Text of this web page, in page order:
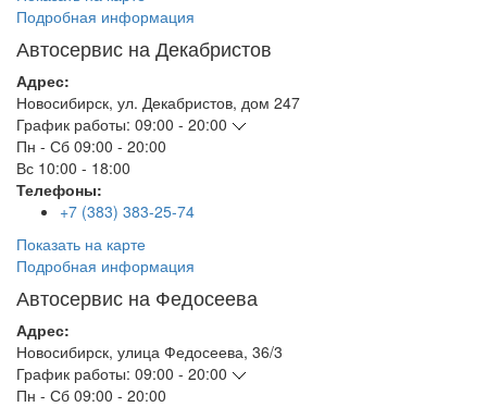
Подробная информация
Автосервис на Декабристов
Адрес:
Новосибирск, ул. Декабристов, дом 247
График работы: 09:00 - 20:00
Пн - Сб 09:00 - 20:00
Вс 10:00 - 18:00
Телефоны:
+7 (383) 383-25-74
Показать на карте
Подробная информация
Автосервис на Федосеева
Адрес:
Новосибирск, улица Федосеева, 36/3
График работы: 09:00 - 20:00
Пн - Сб 09:00 - 20:00